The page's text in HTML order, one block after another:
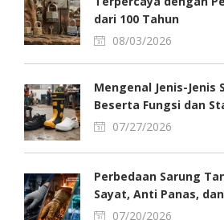
dari 100 Tahun
08/03/2026
Mengenal Jenis-Jenis
Beserta Fungsi dan
07/27/2026
Perbedaan Sarung
Sayat, Anti Panas,
07/20/2026